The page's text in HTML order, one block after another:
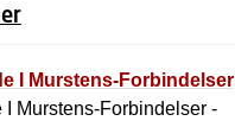
I Murstens-Forbindelser
Murstens-Forbindelser -